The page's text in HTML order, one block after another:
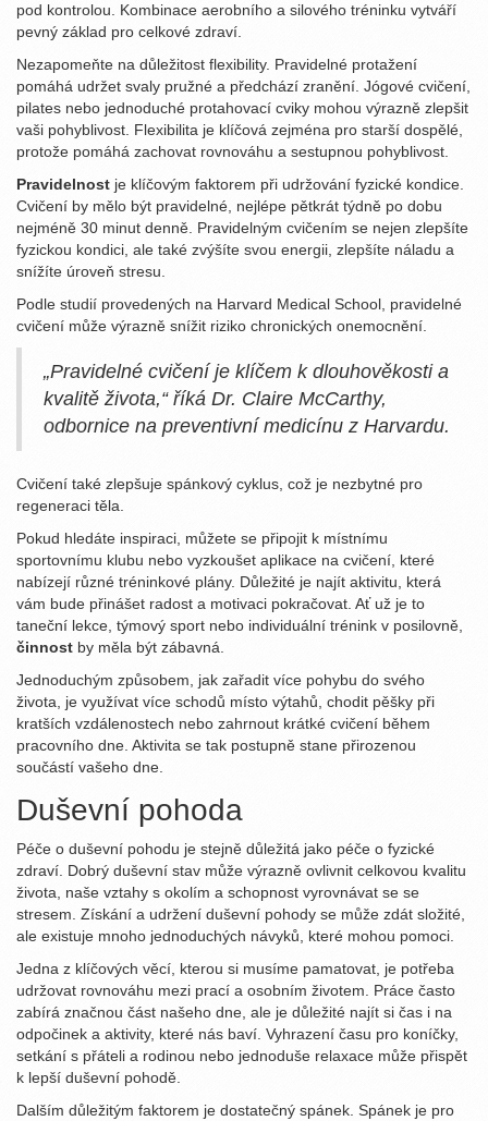
pod kontrolou. Kombinace aerobního a silového tréninku vytváří
pevný základ pro celkové zdraví.
Nezapomeňte na důležitost flexibility. Pravidelné protažení
pomáhá udržet svaly pružné a předchází zranění. Jógové cvičení,
pilates nebo jednoduché protahovací cviky mohou výrazně zlepšit
vaši pohyblivost. Flexibilita je klíčová zejména pro starší dospělé,
protože pomáhá zachovat rovnováhu a sestupnou pohyblivost.
Pravidelnost je klíčovým faktorem při udržování fyzické kondice.
Cvičení by mělo být pravidelné, nejlépe pětkrát týdně po dobu
nejméně 30 minut denně. Pravidelným cvičením se nejen zlepšíte
fyzickou kondici, ale také zvýšíte svou energii, zlepšíte náladu a
snížíte úroveň stresu.
Podle studií provedených na Harvard Medical School, pravidelné
cvičení může výrazně snížit riziko chronických onemocnění.
„Pravidelné cvičení je klíčem k dlouhověkosti a
kvalitě života,“ říká Dr. Claire McCarthy,
odbornice na preventivní medicínu z Harvardu.
Cvičení také zlepšuje spánkový cyklus, což je nezbytné pro
regeneraci těla.
Pokud hledáte inspiraci, můžete se připojit k místnímu
sportovnímu klubu nebo vyzkoušet aplikace na cvičení, které
nabízejí různé tréninkové plány. Důležité je najít aktivitu, která
vám bude přinášet radost a motivaci pokračovat. Ať už je to
taneční lekce, týmový sport nebo individuální trénink v posilovně,
činnost by měla být zábavná.
Jednoduchým způsobem, jak zařadit více pohybu do svého
života, je využívat více schodů místo výtahů, chodit pěšky při
kratších vzdálenostech nebo zahrnout krátké cvičení během
pracovního dne. Aktivita se tak postupně stane přirozenou
součástí vašeho dne.
Duševní pohoda
Péče o duševní pohodu je stejně důležitá jako péče o fyzické
zdraví. Dobrý duševní stav může výrazně ovlivnit celkovou kvalitu
života, naše vztahy s okolím a schopnost vyrovnávat se se
stresem. Získání a udržení duševní pohody se může zdát složité,
ale existuje mnoho jednoduchých návyků, které mohou pomoci.
Jedna z klíčových věcí, kterou si musíme pamatovat, je potřeba
udržovat rovnováhu mezi prací a osobním životem. Práce často
zabírá značnou část našeho dne, ale je důležité najít si čas i na
odpočinek a aktivity, které nás baví. Vyhrazení času pro koníčky,
setkání s přáteli a rodinou nebo jednoduše relaxace může přispět
k lepší duševní pohodě.
Dalším důležitým faktorem je dostatečný spánek. Spánek je pro